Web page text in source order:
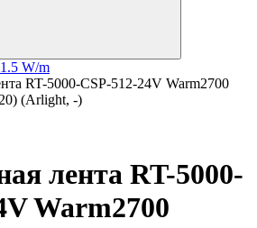
W/m
RT-5000-CSP-512-24V Warm2700
(Arlight, -)
лента RT-5000-
Warm2700